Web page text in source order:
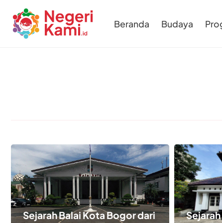
Beranda Budaya
Sejarah Balai Kota Bogor dari